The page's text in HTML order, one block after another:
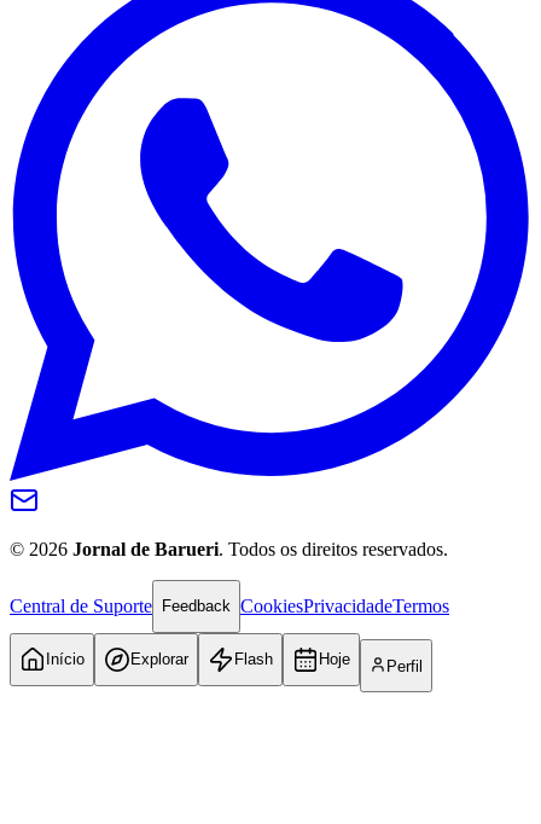
Internacional
© 2026 Jornal de Barueri. Todos os direitos reservados.
Central de Suporte Feedback CookiesPrivacidadeTermos
Início Explorar Flash Hoje Perfil